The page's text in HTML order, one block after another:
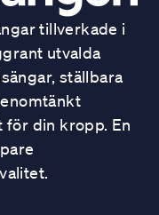
tillverkade i
utvalda
ställbara
din kropp. En